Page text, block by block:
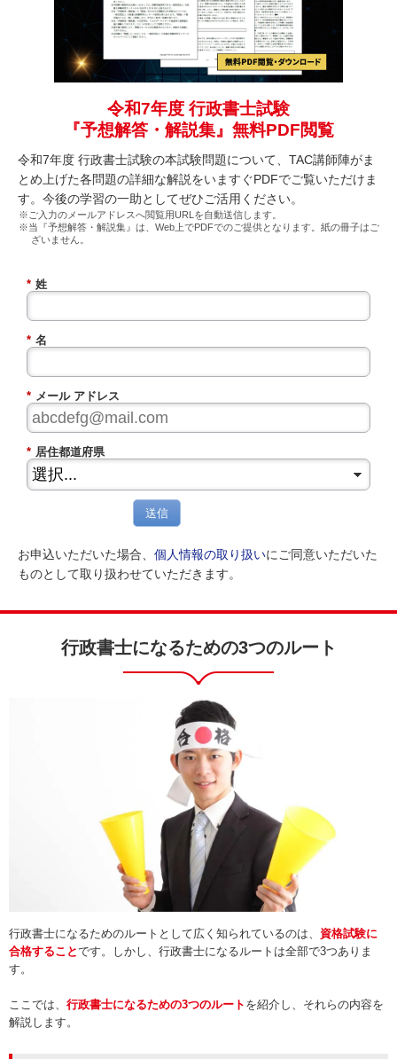
令和7年度 行政書士試験
『予想解答・解説集』無料PDF閲覧
令和7年度 行政書士試験の本試験問題について、TAC講師陣がま
とめ上げた各問題の詳細な解説をいますぐPDFでご覧いただけま
す。今後の学習の一助としてぜひご活用ください。
※ご入力のメールアドレスへ閲覧用URLを自動送信します。
※当『予想解答・解説集』は、Web上でPDFでのご提供となります。紙の冊子はご
ざいません。
* 姓
* 名
* メール アドレス
* 居住都道府県
送信
お申込いただいた場合、 個人情報の取り扱いにご同意いただいた
ものとして取り扱わせていただきます。
行政書士になるための3つのルート
行政書士になるためのルートとして広く知られているのは、 資格試験に
合格することです。しかし、行政書士になるルートは全部で3つありま
す。
ここでは、 行政書士になるための3つのルート を紹介し、それらの内容を
解説します。